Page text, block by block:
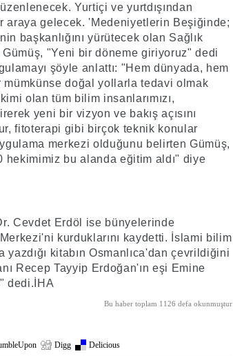
Yurtiçi ve yurtdışından
araya gelecek. 'Medeniyetlerin Beşiğinde;
başkanlığını yürütecek olan Sağlık
Gümüş, "Yeni bir döneme giriyoruz" dedi
şöyle anlattı: "Hem dünyada, hem
doğal yollarla tedavi olmak
olan tüm bilim insanlarımızı,
yeni bir vizyon ve bakış açısını
fitoterapi gibi birçok teknik konular
merkezi olduğunu belirten Gümüş,
hekimimiz bu alanda eğitim aldı" diye
Cevdet Erdöl ise bünyelerinde
kurduklarını kaydetti. İslami bilim
kitabın Osmanlıca'dan çevrildiğini
Recep Tayyip Erdoğan'ın eşi Emine
dedi.İHA
Bu haber toplam 1126 defa okunmuştur
Digg Delicious